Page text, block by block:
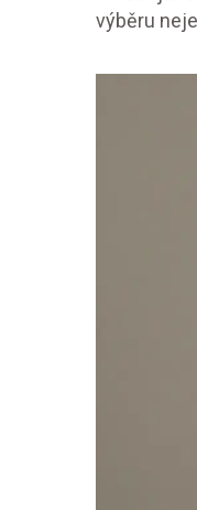
výběru